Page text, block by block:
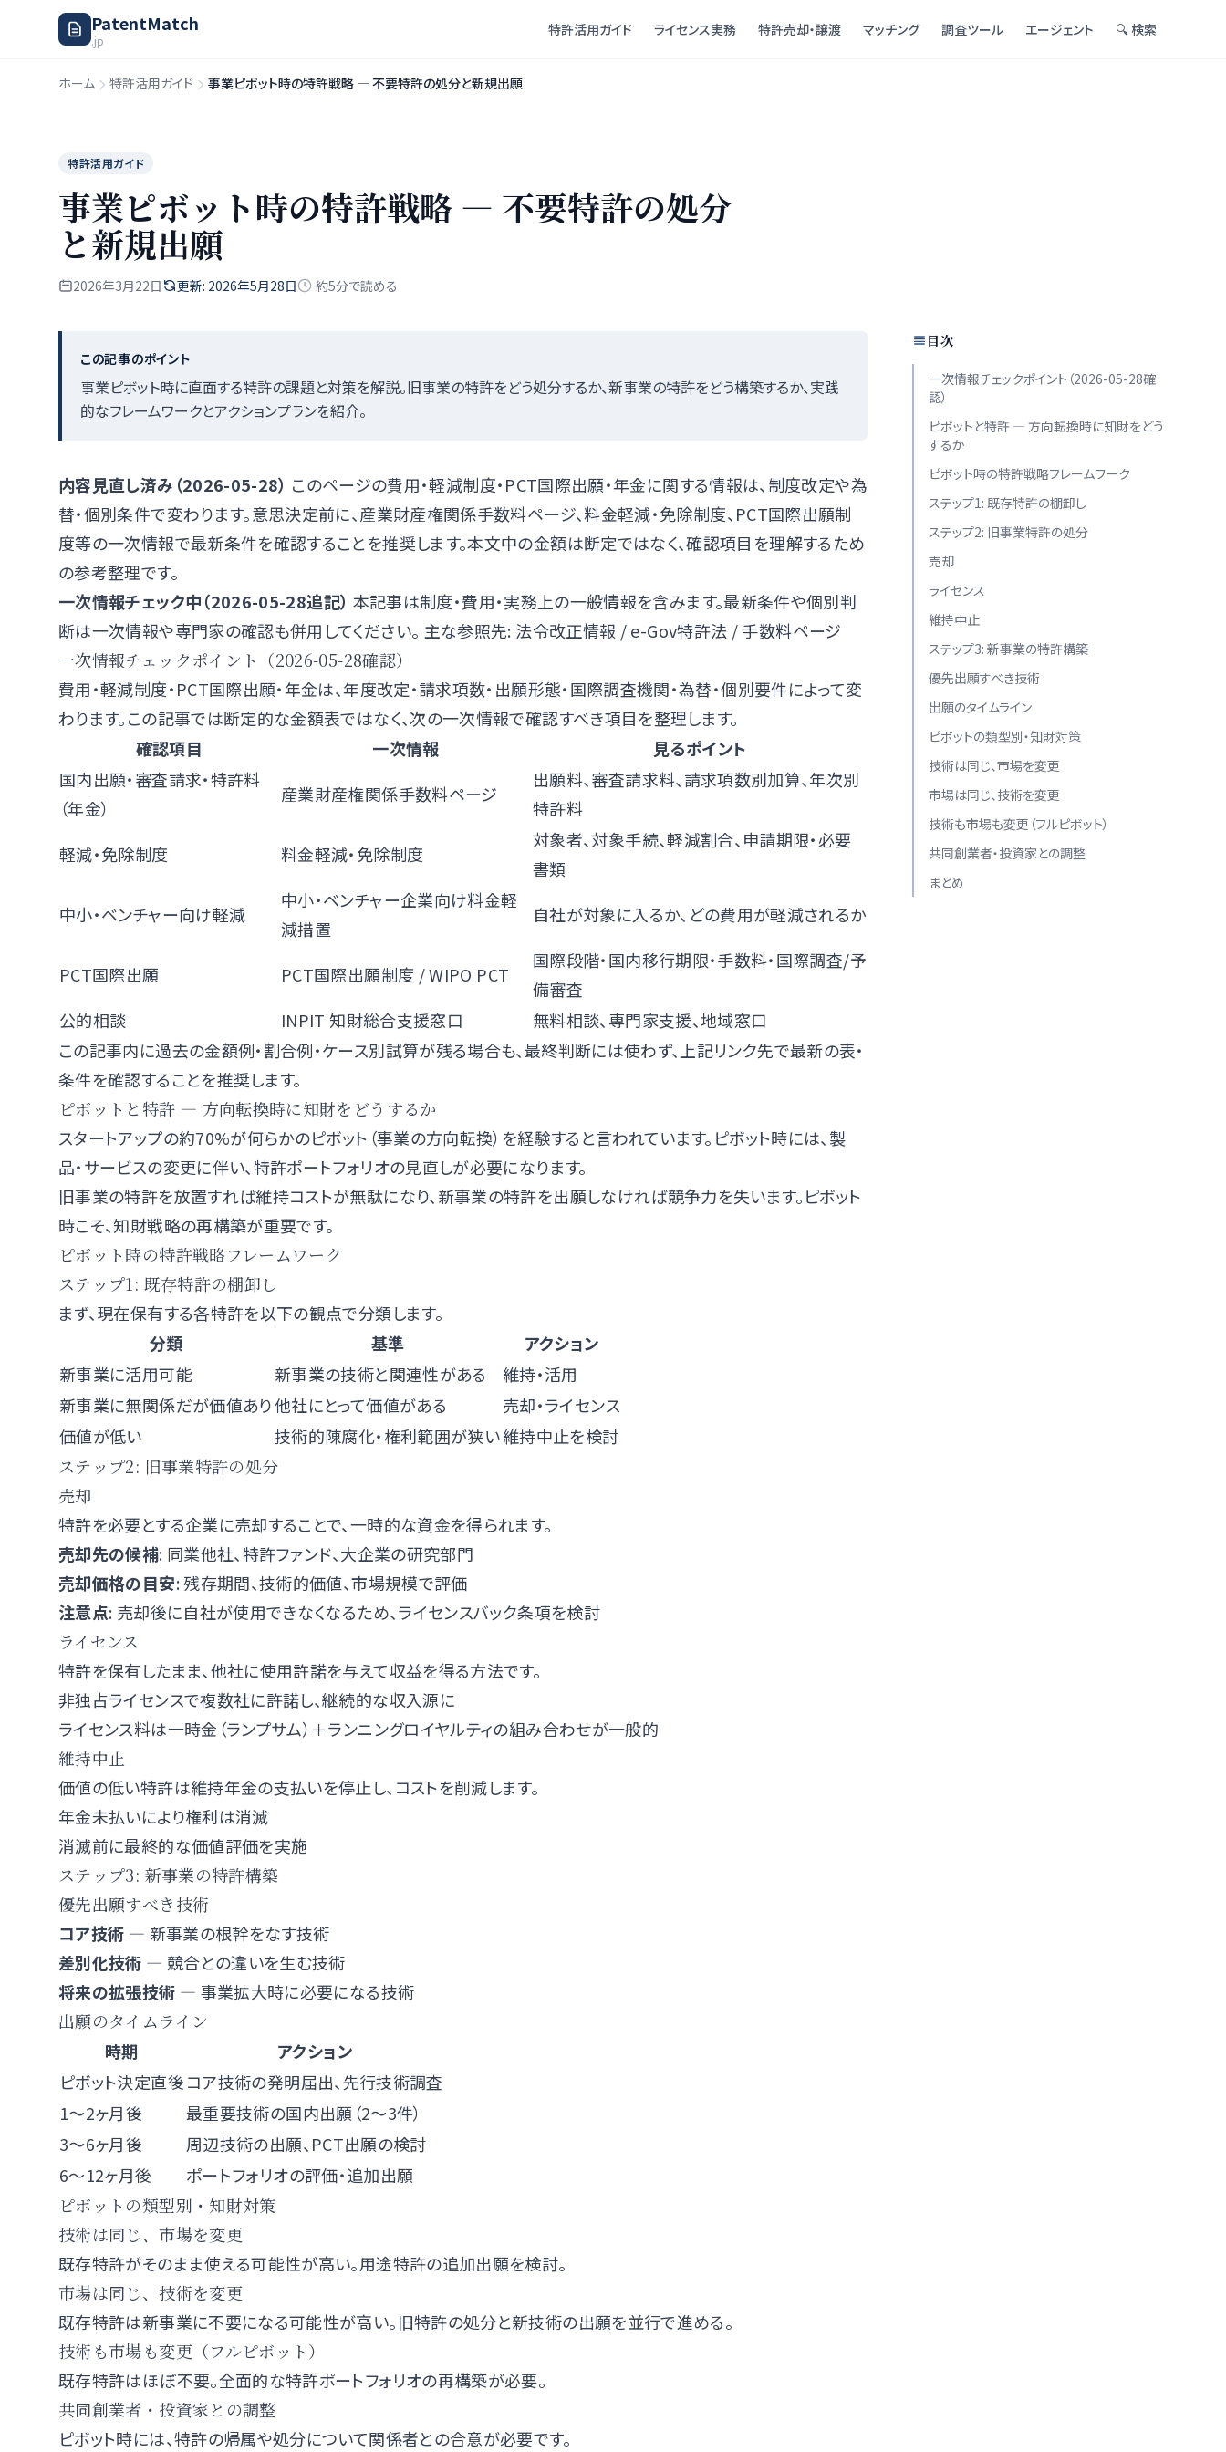
PatentMatch
.jp
特許活用ガイド ライセンス実務 特許売却・譲渡 マッチング 調査ツール エージェント 🔍 検索
ホーム 特許活用ガイド 事業ピボット時の特許戦略 — 不要特許の処分と新規出願
特許活用ガイド
事業ピボット時の特許戦略 — 不要特許の処分
と新規出願
2026年3月22日 更新: 2026年5月28日 約5分で読める
この記事のポイント
事業ピボット時に直面する特許の課題と対策を解説。旧事業の特許をどう処分するか、新事業の特許をどう構築するか、実践
的なフレームワークとアクションプランを紹介。
内容見直し済み（2026-05-28） このページの費用・軽減制度・PCT国際出願・年金に関する情報は、制度改定や為
替・個別条件で変わります。意思決定前に、産業財産権関係手数料ページ、料金軽減・免除制度、PCT国際出願制
度等の一次情報で最新条件を確認することを推奨します。本文中の金額は断定ではなく、確認項目を理解するため
の参考整理です。
一次情報チェック中（2026-05-28追記） 本記事は制度・費用・実務上の一般情報を含みます。最新条件や個別判
断は一次情報や専門家の確認も併用してください。 主な参照先: 法令改正情報 /e-Gov特許法 /手数料ページ
一次情報チェックポイント（2026-05-28確認）
費用・軽減制度・PCT国際出願・年金は、年度改定・請求項数・出願形態・国際調査機関・為替・個別要件によって変
わります。この記事では断定的な金額表ではなく、次の一次情報で確認すべき項目を整理します。
確認項目
一次情報
見るポイント
国内出願・審査請求・特許料
（年金）
産業財産権関係手数料ページ
出願料、審査請求料、請求項数別加算、年次別
特許料
軽減・免除制度
料金軽減・免除制度
対象者、対象手続、軽減割合、申請期限・必要
書類
中小・ベンチャー向け軽減
中小・ベンチャー企業向け料金軽
減措置
自社が対象に入るか、どの費用が軽減されるか
PCT国際出願 PCT国際出願制度 /WIPO PCT
国際段階・国内移行期限・手数料・国際調査/予
備審査
公的相談
INPIT 知財総合支援窓口
無料相談、専門家支援、地域窓口
この記事内に過去の金額例・割合例・ケース別試算が残る場合も、最終判断には使わず、上記リンク先で最新の表・
条件を確認することを推奨します。
ピボットと特許 — 方向転換時に知財をどうするか
スタートアップの約70%が何らかのピボット（事業の方向転換）を経験すると言われています。ピボット時には、製
品・サービスの変更に伴い、特許ポートフォリオの見直しが必要になります。
旧事業の特許を放置すれば維持コストが無駄になり、新事業の特許を出願しなければ競争力を失います。ピボット
時こそ、知財戦略の再構築が重要です。
ピボット時の特許戦略フレームワーク
ステップ1: 既存特許の棚卸し
まず、現在保有する各特許を以下の観点で分類します。
分類
基準
アクション
新事業に活用可能
新事業の技術と関連性がある
維持・活用
新事業に無関係だが価値あり他社にとって価値がある
売却・ライセンス
価値が低い
技術的陳腐化・権利範囲が狭い維持中止を検討
ステップ2: 旧事業特許の処分
売却
特許を必要とする企業に売却することで、一時的な資金を得られます。
売却先の候補: 同業他社、特許ファンド、大企業の研究部門
売却価格の目安: 残存期間、技術的価値、市場規模で評価
注意点: 売却後に自社が使用できなくなるため、ライセンスバック条項を検討
ライセンス
特許を保有したまま、他社に使用許諾を与えて収益を得る方法です。
非独占ライセンスで複数社に許諾し、継続的な収入源に
ライセンス料は一時金（ランプサム）＋ランニングロイヤルティの組み合わせが一般的
維持中止
価値の低い特許は維持年金の支払いを停止し、コストを削減します。
年金未払いにより権利は消滅
消滅前に最終的な価値評価を実施
ステップ3: 新事業の特許構築
優先出願すべき技術
コア技術 — 新事業の根幹をなす技術
差別化技術 — 競合との違いを生む技術
将来の拡張技術 — 事業拡大時に必要になる技術
出願のタイムライン
時期
アクション
ピボット決定直後コア技術の発明届出、先行技術調査
1〜2ヶ月後
最重要技術の国内出願（2〜3件）
3〜6ヶ月後
周辺技術の出願、PCT出願の検討
6〜12ヶ月後
ポートフォリオの評価・追加出願
ピボットの類型別・知財対策
技術は同じ、市場を変更
既存特許がそのまま使える可能性が高い。用途特許の追加出願を検討。
市場は同じ、技術を変更
既存特許は新事業に不要になる可能性が高い。旧特許の処分と新技術の出願を並行で進める。
技術も市場も変更（フルピボット）
既存特許はほぼ不要。全面的な特許ポートフォリオの再構築が必要。
共同創業者・投資家との調整
ピボット時には、特許の帰属や処分について関係者との合意が必要です。
目次
一次情報チェックポイント（2026-05-28確
認）
ピボットと特許 — 方向転換時に知財をどう
するか
ピボット時の特許戦略フレームワーク
ステップ1: 既存特許の棚卸し
ステップ2: 旧事業特許の処分
売却
ライセンス
維持中止
ステップ3: 新事業の特許構築
優先出願すべき技術
出願のタイムライン
ピボットの類型別・知財対策
技術は同じ、市場を変更
市場は同じ、技術を変更
技術も市場も変更（フルピボット）
共同創業者・投資家との調整
まとめ